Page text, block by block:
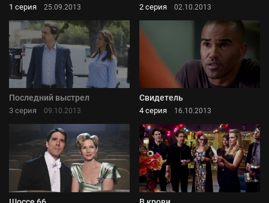
1 серия 25.09.2013 2 серия 02.10.2013
Последний выстрел
3 серия 09.10.2013
Свидетель
4 серия 16.10.2013